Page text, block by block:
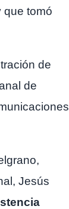
que tomó
de
de
Jesús